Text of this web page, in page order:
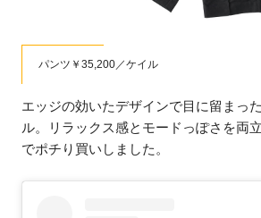
パンツ￥35,200／ケイル
エッジの効いたデザインで目に留まっ
ル。リラックス感とモードっぽさを両
でポチり買いしました。